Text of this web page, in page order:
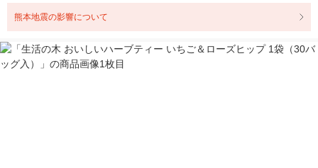
熊本地震の影響について